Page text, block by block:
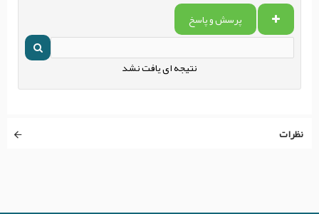
پرسش و پاسخ
نتیجه ای یافت نشد
نظرات